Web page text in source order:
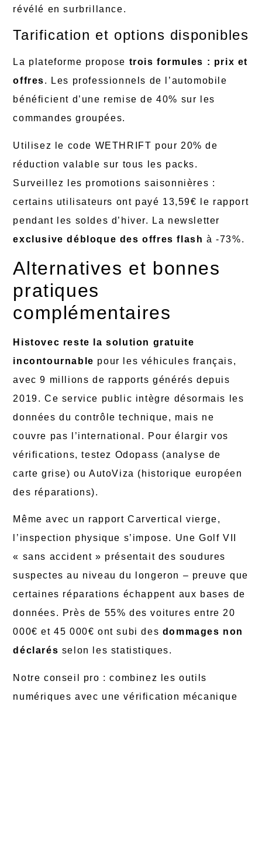
révélé en surbrillance.
Tarification et options disponibles
La plateforme propose trois formules : prix et
offres. Les professionnels de l’automobile
bénéficient d’une remise de 40% sur les
commandes groupées.
Utilisez le code WETHRIFT pour 20% de
réduction valable sur tous les packs.
Surveillez les promotions saisonnières :
certains utilisateurs ont payé 13,59€ le rapport
pendant les soldes d’hiver. La newsletter
exclusive débloque des offres flash à -73%.
Alternatives et bonnes
pratiques
complémentaires
Histovec reste la solution gratuite
incontournable pour les véhicules français,
avec 9 millions de rapports générés depuis
2019. Ce service public intègre désormais les
données du contrôle technique, mais ne
couvre pas l’international. Pour élargir vos
vérifications, testez Odopass (analyse de
carte grise) ou AutoViza (historique européen
des réparations).
Même avec un rapport Carvertical vierge,
l’inspection physique s’impose. Une Golf VII
« sans accident » présentait des soudures
suspectes au niveau du longeron – preuve que
certaines réparations échappent aux bases de
données. Près de 55% des voitures entre 20
000€ et 45 000€ ont subi des dommages non
déclarés selon les statistiques.
Notre conseil pro : combinez les outils
numériques avec une vérification mécanique